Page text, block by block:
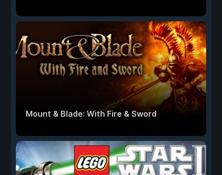
Mount & Blade: With Fire & Sword